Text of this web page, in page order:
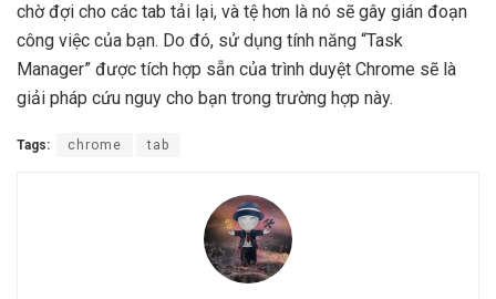
chờ đợi cho các tab tải lại, và tệ hơn là nó sẽ gây gián đoạn
công việc của bạn. Do đó, sử dụng tính năng “Task
Manager” được tích hợp sẵn của trình duyệt Chrome sẽ là
giải pháp cứu nguy cho bạn trong trường hợp này.
Tags: chrome tab